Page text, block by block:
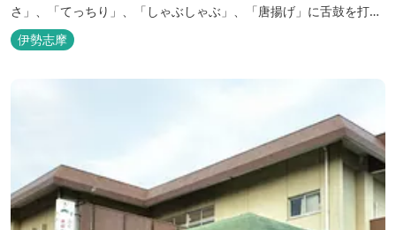
さ」、「てっちり」、「しゃぶしゃぶ」、「唐揚げ」に舌鼓を打っ
ていただけます。その他、クエマス、伊勢エビ料理もあり。
伊勢志摩